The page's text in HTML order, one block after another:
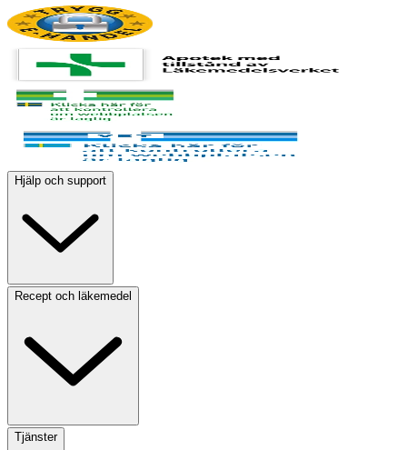
Hjälp och support
Recept och läkemedel
Tjänster